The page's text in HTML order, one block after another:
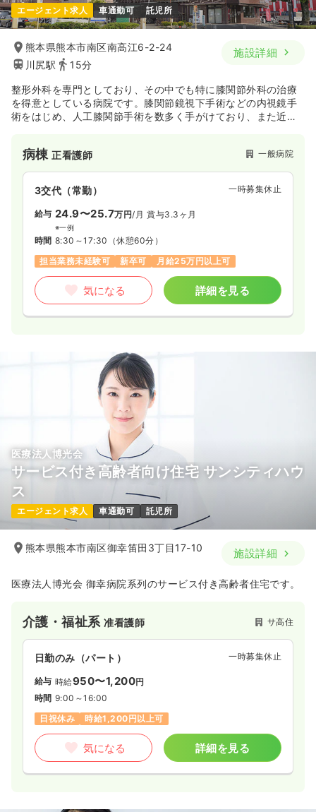
エージェント求人 車通勤可 託児所
熊本県熊本市南区南高江6-2-24
川尻駅
15分
施設詳細
整形外科を専門としており、その中でも特に膝関節外科の治療
を得意としている病院です。膝関節鏡視下手術などの内視鏡手
術をはじめ、人工膝関節手術を数多く手がけており、また近年
年々増加傾向にあり、中でも人工膝関節置換術は平成28年より
年間100例以上に達しております。
病棟正看護師 一般病院
3交代（常勤） 一時募集休止
給与 24.9〜25.7万円/月 賞与3.3ヶ月
※一例
時間 8:30～17:30 （休憩60分）
担当業務未経験可
新卒可 月給25万円以上可
気になる 詳細を見る
医療法人博光会
サービス付き高齢者向け住宅 サンシティハウ
ス
エージェント求人 車通勤可 託児所
熊本県熊本市南区御幸笛田3丁目17-10 施設詳細
医療法人博光会 御幸病院系列のサービス付き高齢者住宅です。
介護・福祉系准看護師 サ高住
日勤のみ（パート） 一時募集休止
給与 時給950〜1,200円
時間 9:00～16:00
日祝休み
時給1,200円以上可
気になる 詳細を見る